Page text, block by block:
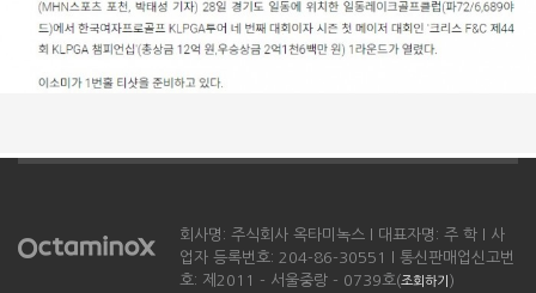
회사명: 주식회사 옥타미녹스 l 대표자명: 주 학 l 사
업자 등록번호: 204-86-30551 l 통신판매업신고번
호: 제2011 - 서울중랑 - 0739호(조회하기 )